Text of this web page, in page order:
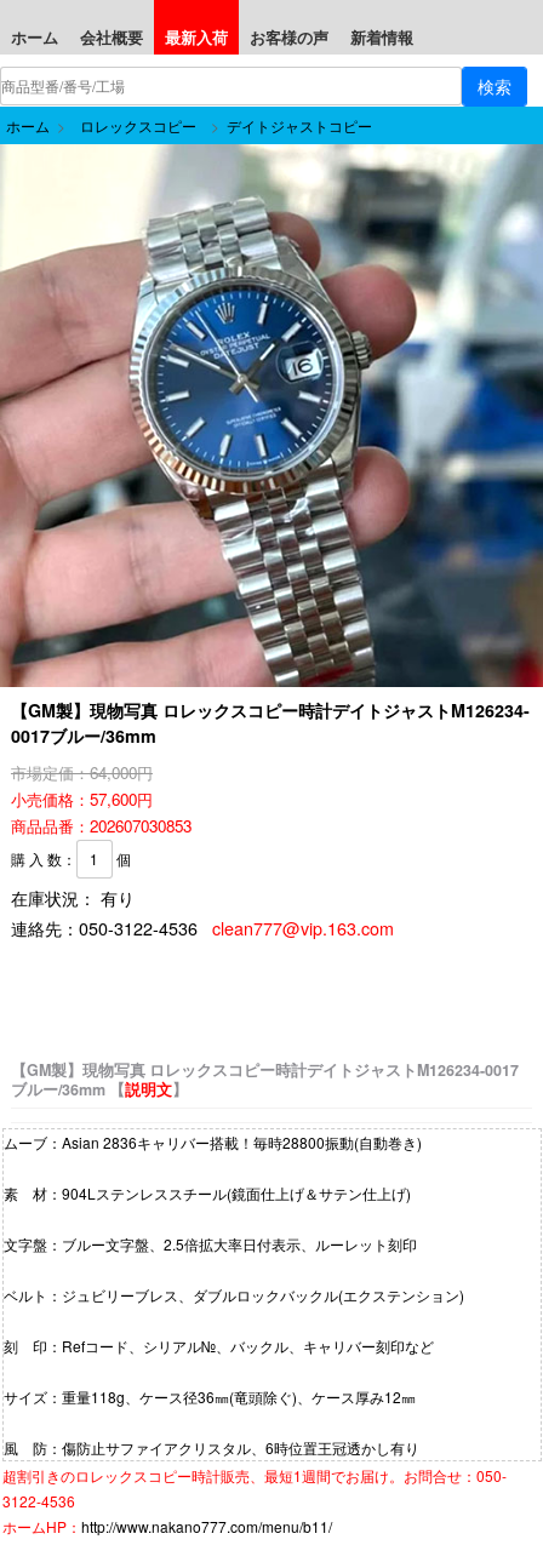
ホーム 会社概要 最新入荷 お客様の声 新着情報
ホーム > ロレックスコピー > デイトジャストコピー
【GM製】現物写真 ロレックスコピー時計デイトジャストM126234-
0017ブルー/36mm
市場定価：64,000円
小売価格：57,600円
商品品番：202607030853
購 入 数： 個
在庫状況： 有り
連絡先： 050-3122-4536 clean777@vip.163.com
【GM製】現物写真 ロレックスコピー時計デイトジャストM126234-0017
ブルー/36mm 【説明文】
ムーブ：Asian 2836キャリバー搭載！毎時28800振動(自動巻き)
素 材：904Lステンレススチール(鏡面仕上げ＆サテン仕上げ)
文字盤：ブルー文字盤、2.5倍拡大率日付表示、ルーレット刻印
ベルト：ジュビリーブレス、ダブルロックバックル(エクステンション)
刻 印：Refコード、シリアル№、バックル、キャリバー刻印など
サイズ：重量118g、ケース径36㎜(竜頭除ぐ)、ケース厚み12㎜
風 防：傷防止サファイアクリスタル、6時位置王冠透かし有り
超割引きのロレックスコピー時計販売、最短1週間でお届け。お問合せ：050-
3122-4536
ホームHP： http://www.nakano777.com/menu/b11/